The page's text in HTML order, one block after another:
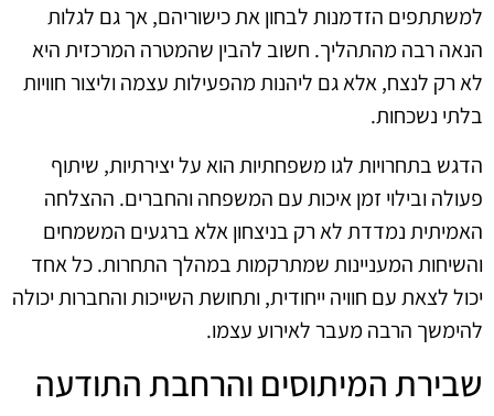
למשתתפים הזדמנות לבחון את כישוריהם, אך גם לגלות
הנאה רבה מהתהליך. חשוב להבין שהמטרה המרכזית היא
לא רק לנצח, אלא גם ליהנות מהפעילות עצמה וליצור חוויות
בלתי נשכחות.
הדגש בתחרויות לגו משפחתיות הוא על יצירתיות, שיתוף
פעולה ובילוי זמן איכות עם המשפחה והחברים. ההצלחה
האמיתית נמדדת לא רק בניצחון אלא ברגעים המשמחים
והשיחות המעניינות שמתרקמות במהלך התחרות. כל אחד
יכול לצאת עם חוויה ייחודית, ותחושת השייכות והחברות יכולה
להימשך הרבה מעבר לאירוע עצמו.
שבירת המיתוסים והרחבת התודעה